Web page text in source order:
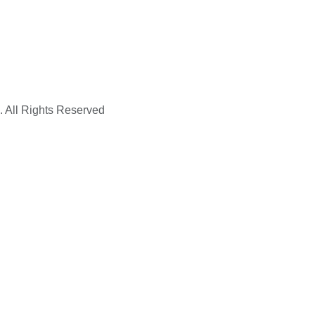
All Rights Reserved